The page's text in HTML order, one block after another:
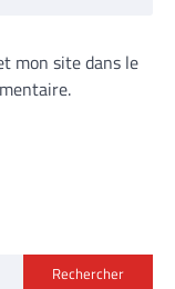
mon site dans le
Rechercher